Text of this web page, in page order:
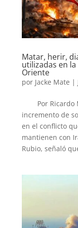
Matar, herir,
utilizadas en
Oriente
por Jacke Mate |
Por Ricardo
incremento de
en el conflicto
mantienen con
Rubio, señaló